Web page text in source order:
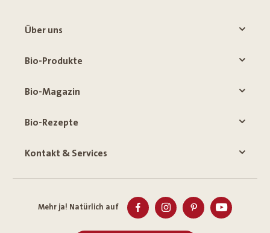
Über uns
Bio-Produkte
Bio-Magazin
Bio-Rezepte
Kontakt & Services
Mehr ja! Natürlich auf